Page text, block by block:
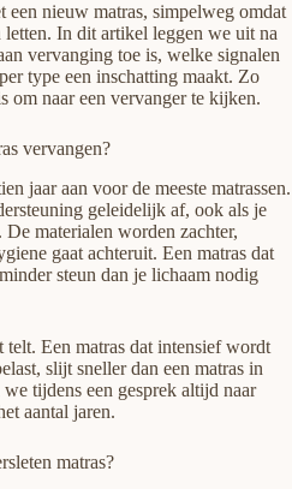
een nieuw matras, simpelweg omdat
In dit artikel leggen we uit na
vervanging toe is, welke signalen
type een inschatting maakt. Zo
om naar een vervanger te kijken.
vervangen?
jaar aan voor de meeste matrassen.
geleidelijk af, ook als je
materialen worden zachter,
gaat achteruit. Een matras dat
steun dan je lichaam nodig
Een matras dat intensief wordt
slijt sneller dan een matras in
tijdens een gesprek altijd naar
aantal jaren.
matras?